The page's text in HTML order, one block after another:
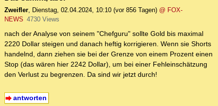
Zweifler, Dienstag, 02.04.2024, 10:10 (vor 856 Tagen) @ FOX-
NEWS 4730 Views
nach der Analyse von seinem "Chefguru" sollte Gold bis maximal
2220 Dollar steigen und danach heftig korrigieren. Wenn sie Shorts
handelnd, dann ziehen sie bei der Grenze von einem Prozent einen
Stop (das wären hier 2242 Dollar), um bei einer Fehleinschätzung
den Verlust zu begrenzen. Da sind wir jetzt durch!
antworten